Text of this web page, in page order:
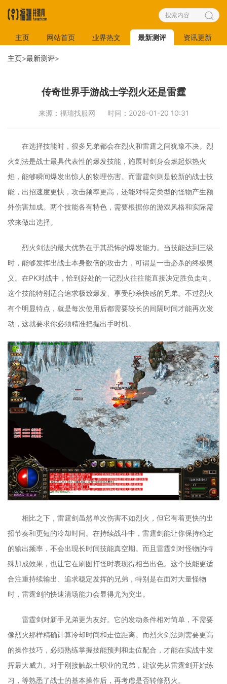
主页 网站首页 业界热文 最新测评 资讯更新
主页>最新测评>
传奇世界手游战士学烈火还是雷霆
来源：福瑞找服网 时间：2026-01-20 10:31
在选择技能时，很多兄弟都会在烈火和雷霆之间犹豫不决。烈
火剑法是战士最具代表性的爆发技能，施展时剑身会燃起炽热火
焰，能够瞬间爆发出惊人的物理伤害。而雷霆剑则是较新的战士技
能，出招速度更快，攻击频率更高，还能对特定类型的怪物产生额
外伤害加成。两个技能各有特色，需要根据你的游戏风格和实际需
求来做出选择。
烈火剑法的最大优势在于其恐怖的爆发能力。当技能达到三级
时，能够发挥出战士本身数倍的攻击力，可谓是一击必杀的终极奥
义。在PK对战中，恰到好处的一记烈火往往能直接决定胜负走向。
这个技能特别适合追求极致爆发、享受秒杀快感的兄弟。不过烈火
有个明显特点，就是每次使用后都需要较长的间隔时间才能再次发
动，这就要求你必须精准把握出手时机。
相比之下，雷霆剑虽然单次伤害不如烈火，但它有着更快的出
招节奏和更短的冷却时间。在持续战斗中，雷霆剑能让你保持稳定
的输出频率，不会出现长时间技能真空期。而且雷霆剑对怪物的特
殊加成效果，也让它在刷图打怪时表现得相当出色。这个技能更适
合注重持续输出、追求稳定发挥的兄弟，特别是在面对大量怪物
时，雷霆剑的快速清场能力会显得尤为突出。
雷霆剑对新手兄弟更为友好。它的发动条件相对简单，不需要
像烈火那样精确计算冷却时间和走位距离。而烈火剑法则需要更高
的操作技巧，必须熟练掌握技能预判和走位配合，才能在实战中发
挥最大威力。对于刚接触战士职业的兄弟，建议先从雷霆剑开始练
习，等熟悉了战士的基本操作后，再考虑是否转修烈火。